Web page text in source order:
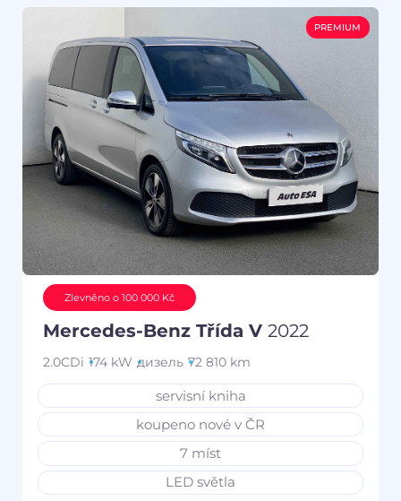
PREMIUM
Zlevněno o 100 000 Kč
Mercedes-Benz Třída V 2022
2.0CDi 174 kW дизель 72 810 km
servisní kniha
koupeno nové v ČR
7 míst
LED světla